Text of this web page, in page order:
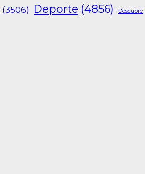
(3506) Deporte (4856) Descubre